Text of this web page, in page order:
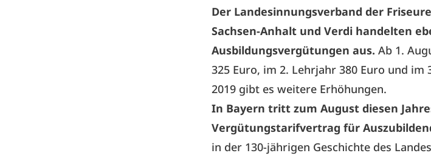
Der Landesinnungsverband der
Sachsen-Anhalt und Verdi handelten
Ausbildungsvergütungen aus. Ab 1.
325 Euro, im 2. Lehrjahr 380 Euro und im
2019 gibt es weitere Erhöhungen.
In Bayern tritt zum August diesen
Vergütungstarifvertrag für
in der 130-jährigen Geschichte des